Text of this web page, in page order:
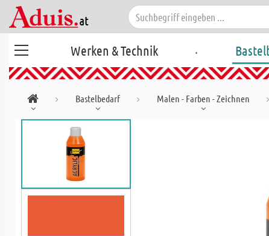
Werken & Technik .
Bastelbedarf Malen - Farben - Zeichnen